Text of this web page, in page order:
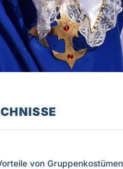
von Gruppenkostümen